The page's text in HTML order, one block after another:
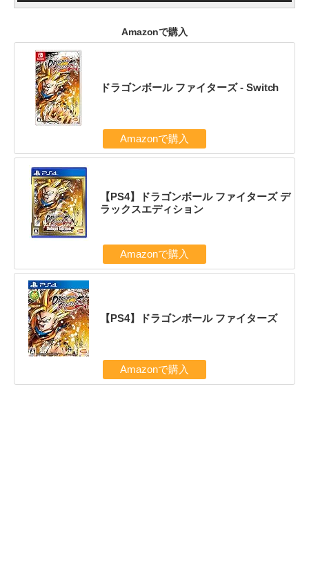
Amazonで購入
ドラゴンボール ファイターズ - Switch
Amazonで購入
【PS4】ドラゴンボール ファイターズ デ
ラックスエディション
Amazonで購入
【PS4】ドラゴンボール ファイターズ
Amazonで購入